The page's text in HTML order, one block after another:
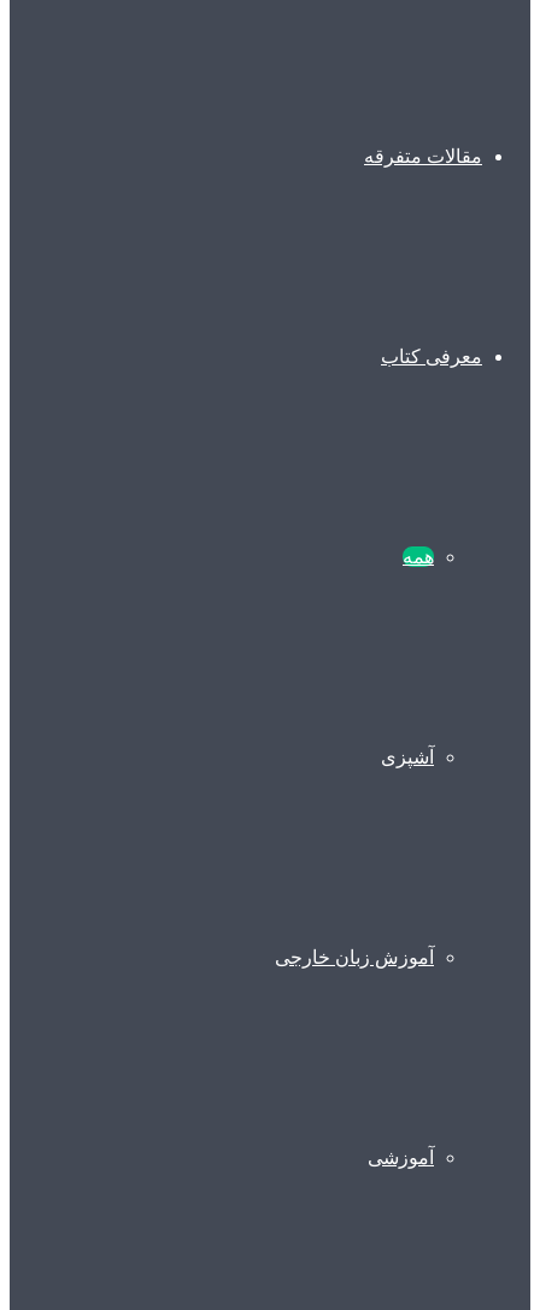
مقالات متفرقه
معرفی کتاب
همه
آشپزی
آموزش زبان خارجی
آموزشی